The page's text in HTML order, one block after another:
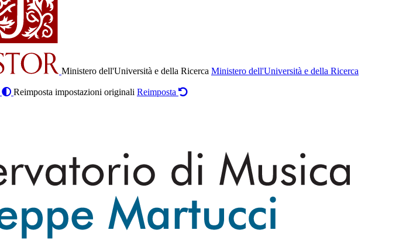
Ministero dell'Università e della Ricerca Ministero dell'Università e della Ricerca
Reimposta impostazioni originali Reimposta